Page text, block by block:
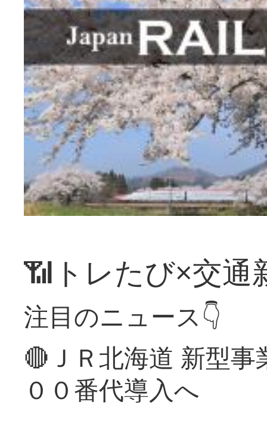
📶トレたび×交通
注目のニュース👇
🔴ＪＲ北海道 新型
００番代導入へ